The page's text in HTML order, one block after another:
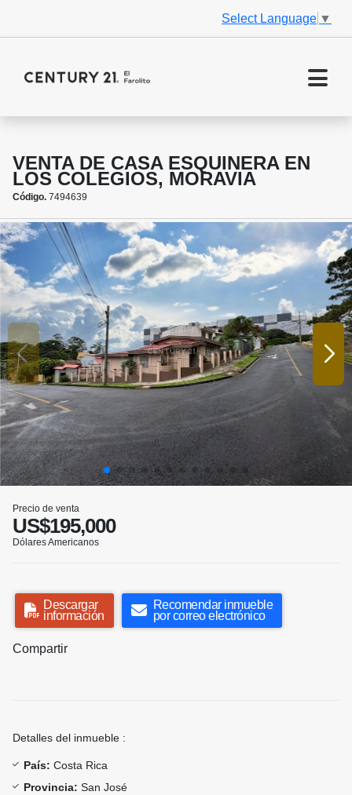
Select Language ▼
VENTA DE CASA ESQUINERA EN
LOS COLEGIOS, MORAVIA
Código. 7494639
Precio de venta
US$195,000
Dólares Americanos
Descargar
información
Recomendar inmueble
por correo electrónico
Compartir
Detalles del inmueble :
País: Costa Rica
Provincia: San José